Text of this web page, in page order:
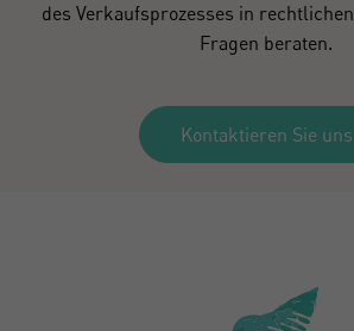
des Verkaufsprozesses in
Fragen beraten.
Kontaktieren Sie uns